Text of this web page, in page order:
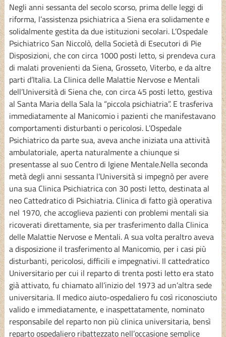
Negli anni sessanta del secolo scorso, prima delle leggi di
riforma, l’assistenza psichiatrica a Siena era solidamente e
solidalmente gestita da due istituzioni secolari. L’Ospedale
Psichiatrico San Niccolò, della Società di Esecutori di Pie
Disposizioni, che con circa 1000 posti letto, si prendeva cura
di malati provenienti da Siena, Grosseto, Viterbo, e da altre
parti d’Italia. La Clinica delle Malattie Nervose e Mentali
dell’Università di Siena che, con circa 45 posti letto, gestiva
al Santa Maria della Sala la “piccola psichiatria”. E trasferiva
immediatamente al Manicomio i pazienti che manifestavano
comportamenti disturbanti o pericolosi. L’Ospedale
Psichiatrico da parte sua, aveva anche iniziata una attività
ambulatoriale, aperta naturalmente a chiunque si
presentasse al suo Centro di Igiene Mentale.Nella seconda
metà degli anni sessanta l’Università si impegnò per avere
una sua Clinica Psichiatrica con 30 posti letto, destinata al
neo Cattedratico di Psichiatria. Clinica di fatto già operativa
nel 1970, che accoglieva pazienti con problemi mentali sia
ricoverati direttamente, sia per trasferimento dalla Clinica
delle Malattie Nervose e Mentali. A sua volta peraltro aveva
a disposizione il trasferimento al Manicomio, per i casi più
disturbanti, pericolosi, difficili e impegnativi. Il cattedratico
Universitario per cui il reparto di trenta posti letto era stato
già attivato, fu chiamato all’inizio del 1973 ad un’altra sede
universitaria. Il medico aiuto-ospedaliero fu così riconosciuto
valido e immediatamente, e inaspettatamente, nominato
responsabile del reparto non più clinica universitaria, bensì
reparto ospedaliero ribattezzato nell’occasione semplice